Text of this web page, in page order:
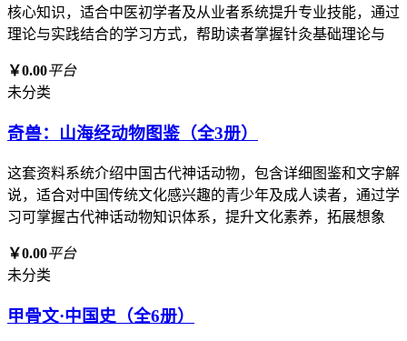
核心知识，适合中医初学者及从业者系统提升专业技能，通过
理论与实践结合的学习方式，帮助读者掌握针灸基础理论与
￥0.00平台
未分类
奇兽：山海经动物图鉴（全3册）
这套资料系统介绍中国古代神话动物，包含详细图鉴和文字解
说，适合对中国传统文化感兴趣的青少年及成人读者，通过学
习可掌握古代神话动物知识体系，提升文化素养，拓展想象
￥0.00平台
未分类
甲骨文·中国史（全6册）